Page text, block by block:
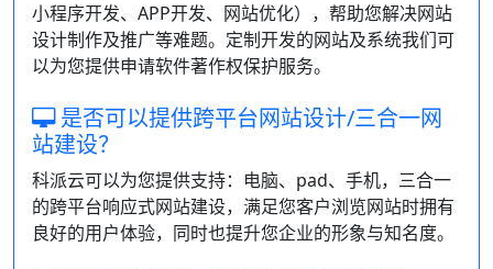
小程序开发、APP开发、网站优化），帮助您解决网站
设计制作及推广等难题。定制开发的网站及系统我们可
以为您提供申请软件著作权保护服务。
是否可以提供跨平台网站设计/三合一网
站建设？
科派云可以为您提供支持：电脑、pad、手机，三合一
的跨平台响应式网站建设，满足您客户浏览网站时拥有
良好的用户体验，同时也提升您企业的形象与知名度。